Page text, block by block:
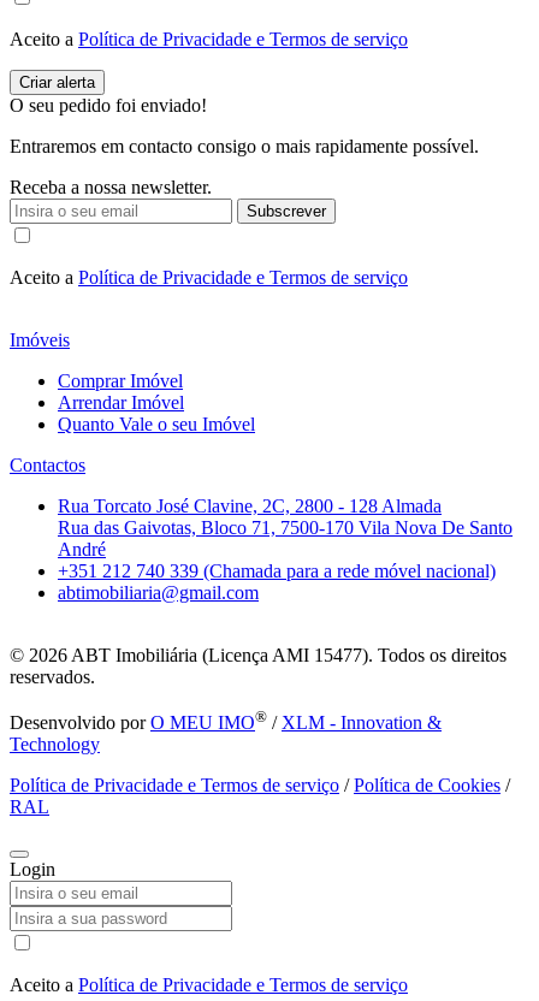
Aceito a Política de Privacidade e Termos de serviço
O seu pedido foi enviado!
Entraremos em contacto consigo o mais rapidamente possível.
Receba a nossa newsletter.
Subscrever
Aceito a Política de Privacidade e Termos de serviço
Imóveis
Comprar Imóvel
Arrendar Imóvel
Quanto Vale o seu Imóvel
Contactos
Rua Torcato José Clavine, 2C, 2800 - 128 Almada
Rua das Gaivotas, Bloco 71, 7500-170 Vila Nova De Santo
André
+351 212 740 339 (Chamada para a rede móvel nacional)
abtimobiliaria@gmail.com
© 2026 ABT Imobiliária (Licença AMI 15477). Todos os direitos
reservados.
Desenvolvido porO MEU IMO® / XLM - Innovation &
Technology
Política de Privacidade e Termos de serviço /Política de Cookies /
RAL
Login
Aceito a Política de Privacidade e Termos de serviço